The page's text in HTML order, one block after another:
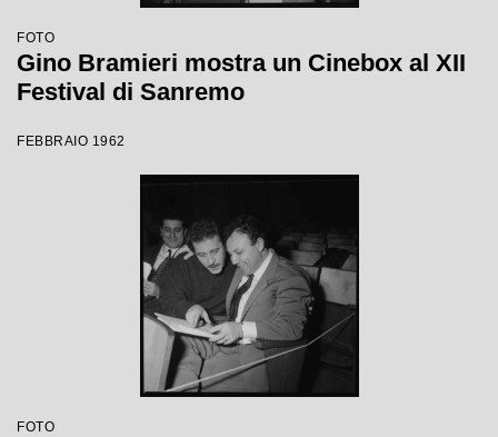
FOTO
Gino Bramieri mostra un Cinebox al XII
Festival di Sanremo
FEBBRAIO 1962
FOTO